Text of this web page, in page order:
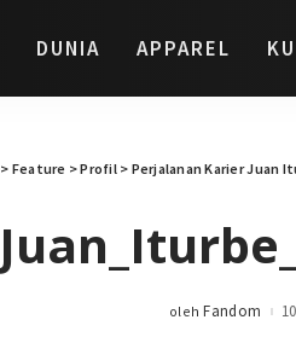
DUNIA APPAREL
> Feature >Profil> Perjalanan Karier Juan
Posted
oleh Fandom